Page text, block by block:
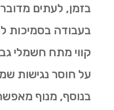
בזמן, לעתים
בעבודה בסמיכות
קווי מתח חשמלי
על חוסר נגישות
בנוסף, מנוף